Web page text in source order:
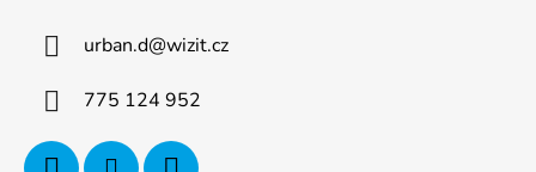
urban.d@wizit.cz
775 124 952